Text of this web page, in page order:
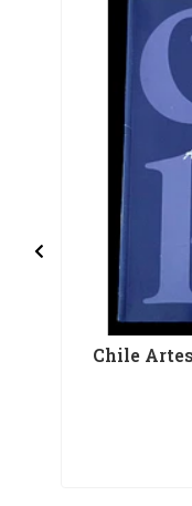
Chile